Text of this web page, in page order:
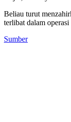
Beliau turut
terlibat dalam operasi
Sumber